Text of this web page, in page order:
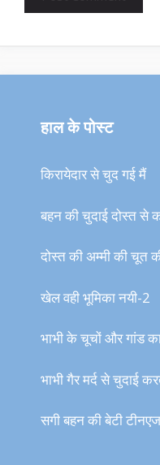
हाल के पोस्ट
किरायेदार से चुद गई मैं
बहन की चुदाई दोस्त से
दोस्त की अम्मी की चूत
खेल वही भूमिका नयी-2
भाभी के चूचों और गांड का
भाभी गैर मर्द से चुदाई
सगी बहन की बेटी